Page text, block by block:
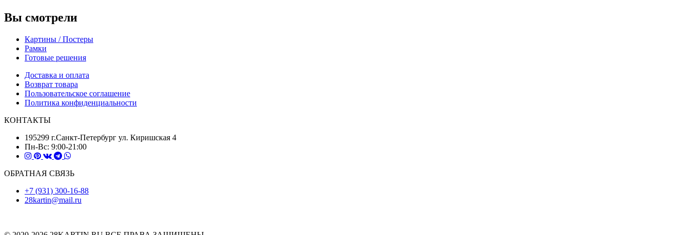
Вы смотрели
Картины / Постеры
Рамки
Готовые решения
Доставка и оплата
Возврат товара
Пользовательское соглашение
Политика конфиденциальности
КОНТАКТЫ
195299 г.Санкт-Петербург ул. Киришская 4
Пн-Вс: 9:00-21:00
ОБРАТНАЯ СВЯЗЬ
+7 (931) 300-16-88
28kartin@mail.ru